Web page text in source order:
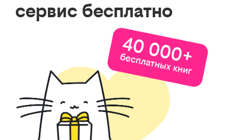
сервис бесплатно